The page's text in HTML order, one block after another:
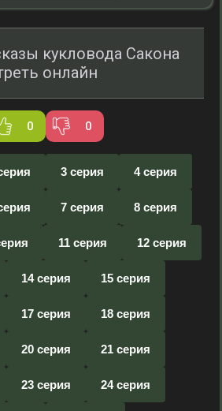
кукловода Сакона
онлайн
0 0
3 серия 4 серия
7 серия 8 серия
11 серия 12 серия
14 серия 15 серия
17 серия 18 серия
20 серия 21 серия
23 серия 24 серия